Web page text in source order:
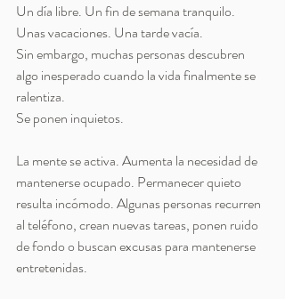
Un día libre. Un fin de semana tranquilo.
Unas vacaciones. Una tarde vacía.
Sin embargo, muchas personas descubren
algo inesperado cuando la vida finalmente se
ralentiza.
Se ponen inquietos.
La mente se activa. Aumenta la necesidad de
mantenerse ocupado. Permanecer quieto
resulta incómodo. Algunas personas recurren
al teléfono, crean nuevas tareas, ponen ruido
de fondo o buscan excusas para mantenerse
entretenidas.